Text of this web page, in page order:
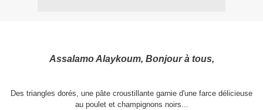
Assalamo Alaykoum, Bonjour à tous,
Des triangles dorés, une pâte croustillante garnie d'une farce délicieuse
au poulet et champignons noirs...